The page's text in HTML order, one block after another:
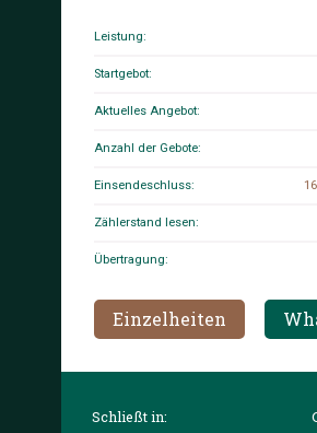
Leistung:
Startgebot:
Aktuelles Angebot:
Anzahl der Gebote:
Einsendeschluss:
Zählerstand lesen:
Übertragung:
Einzelheiten
Schließt in: